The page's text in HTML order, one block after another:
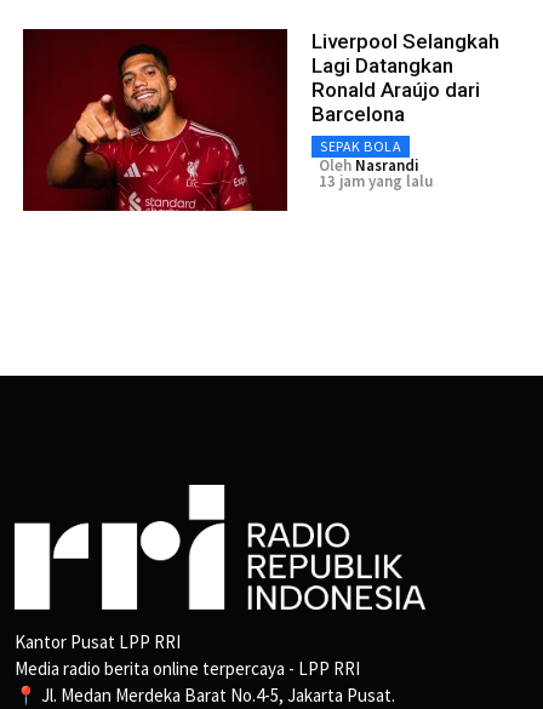
Liverpool Selangkah
Lagi Datangkan
Ronald Araújo dari
Barcelona
SEPAK BOLA
Oleh Nasrandi
13 jam yang lalu
Kantor Pusat LPP RRI
Media radio berita online terpercaya - LPP RRI
📍 Jl. Medan Merdeka Barat No.4-5, Jakarta Pusat.